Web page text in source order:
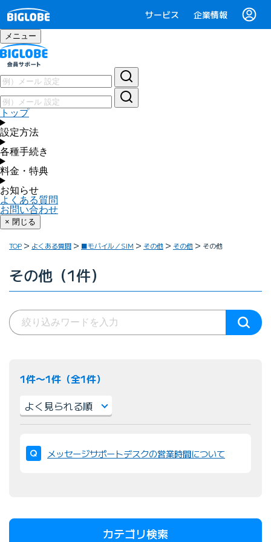
サービス 企業情報
メニュー
トップ
設定方法
各種手続き
料金・特典
お知らせ
よくある質問
お問い合わせ
× 閉じる
TOP よくある質問 ■モバイル／SIM その他 その他 その他
その他（1件）
1件〜1件（全1件）
び
替
メッセージサポートデスクの営業時間について
カテゴリ検索